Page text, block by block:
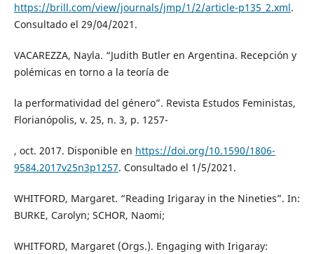
https://brill.com/view/journals/jmp/1/2/article-p135_2.xml.
Consultado el 29/04/2021.
VACAREZZA, Nayla. “Judith Butler en Argentina. Recepción y
polémicas en torno a la teoría de
la performatividad del género”. Revista Estudos Feministas,
Florianópolis, v. 25, n. 3, p. 1257-
, oct. 2017. Disponible en https://doi.org/10.1590/1806-
9584.2017v25n3p1257. Consultado el 1/5/2021.
WHITFORD, Margaret. “Reading Irigaray in the Nineties”. In:
BURKE, Carolyn; SCHOR, Naomi;
WHITFORD, Margaret (Orgs.). Engaging with Irigaray: